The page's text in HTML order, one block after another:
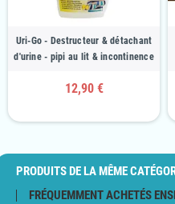
Uri-Go - Destructeur & détachant
d'urine - pipi au lit & incontinence
12,90 €
PRODUITS DE LA MÊME
FRÉQUEMMENT ACHETÉS